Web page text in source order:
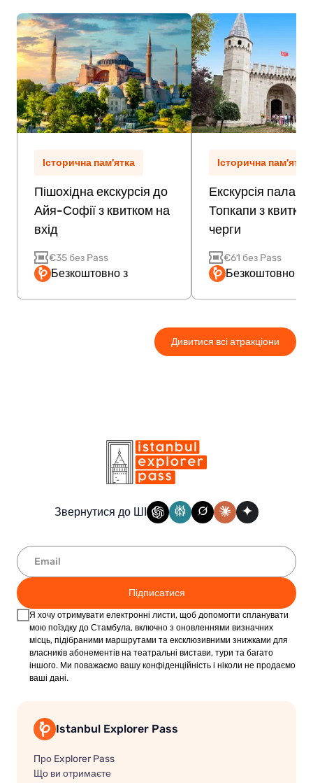
Дивитися всі атракціони
Історична пам'ятка
Пішохідна екскурсія до
Айя-Софії з квитком на
вхід
€35 без Pass
Безкоштовно з
Історична пам'ятка
Екскурсія
Топкапи з
черги
€61 без Pass
Безкоштовно з
Звернутися до ШІ
Підписатися
Я хочу отримувати електронні листи, щоб допомогти спланувати
мою поїздку до Стамбула, включно з оновленнями визначних
місць, підібраними маршрутами та ексклюзивними знижками для
власників абонементів на театральні вистави, тури та багато
іншого. Ми поважаємо вашу конфіденційність і ніколи не продаємо
ваші дані.
Istanbul Explorer Pass
Про Explorer Pass
Що ви отримаєте